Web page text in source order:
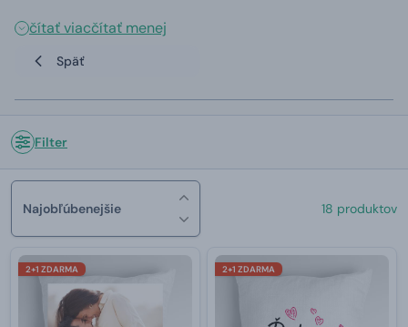
čítať viacčítať menej
Späť
Filter
Najobľúbenejšie 18 produktov
2+1 ZDARMA 2+1 ZDARMA